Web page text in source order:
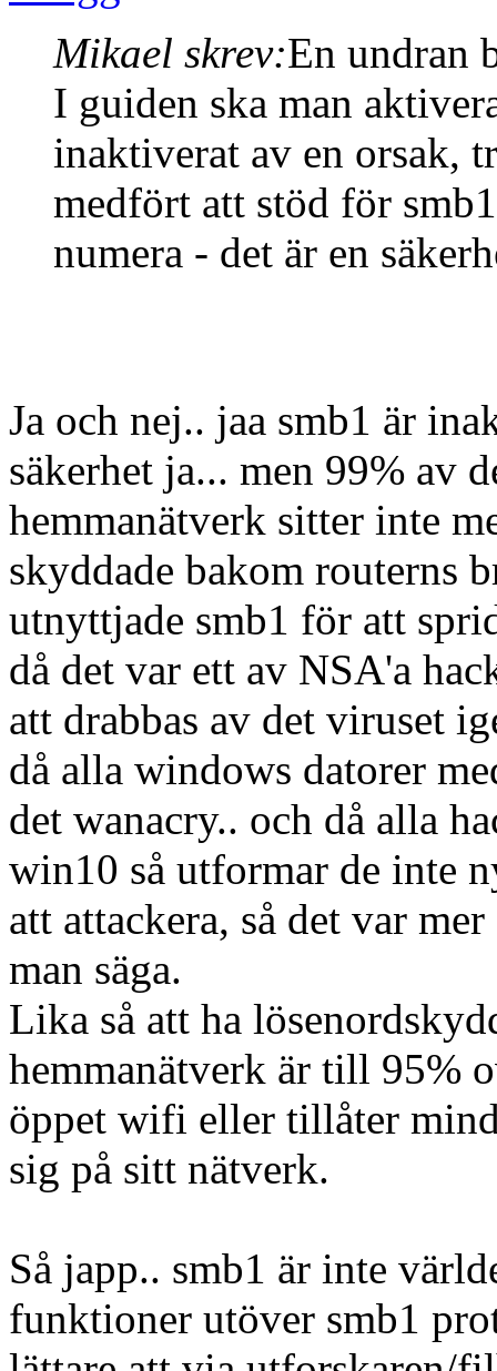
Mikael skrev:En undran
I guiden ska man
inaktiverat av en orsak,
medfört att stöd för
numera - det är en
Ja och nej.. jaa smb1 är
säkerhet ja... men 99% av
hemmanätverk sitter inte
skyddade bakom routerns
utnyttjade smb1 för att
då det var ett av NSA'a
att drabbas av det viruset
då alla windows datorer
det wanacry.. och då alla
win10 så utformar de inte
att attackera, så det var
man säga.
Lika så att ha
hemmanätverk är till 95%
öppet wifi eller tillåter
sig på sitt nätverk.
Så japp.. smb1 är inte
funktioner utöver smb1